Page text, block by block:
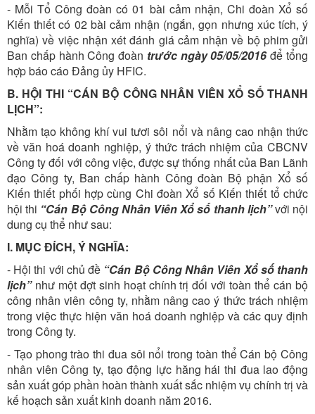
- Mỗi Tổ Công đoàn có 01 bài cảm nhận, Chi đoàn Xổ số
Kiến thiết có 02 bài cảm nhận (ngắn, gọn nhưng xúc tích, ý
nghĩa) về việc nhận xét đánh giá cảm nhận về bộ phim gửi
Ban chấp hành Công đoàn trước ngày 05/05/2016để tổng
hợp báo cáo Đảng ủy HFIC.
B. HỘI THI “CÁN BỘ CÔNG NHÂN VIÊN XỔ SỐ THANH
LỊCH”:
Nhằm tạo không khí vui tươi sôi nổi và nâng cao nhận thức
về văn hoá doanh nghiệp, ý thức trách nhiệm của CBCNV
Công ty đối với công việc, được sự thống nhất của Ban Lãnh
đạo Công ty, Ban chấp hành Công đoàn Bộ phận Xổ số
Kiến thiết phối hợp cùng Chi đoàn Xổ số Kiến thiết tổ chức
hội thi “Cán Bộ Công Nhân Viên Xổ số thanh lịch”với nội
dung cụ thể như sau:
I. MỤC ĐÍCH, Ý NGHĨA:
- Hội thi với chủ đề “Cán Bộ Công Nhân Viên Xổ số thanh
lịch”như một đợt sinh hoạt chính trị đối với toàn thể cán bộ
công nhân viên công ty, nhằm nâng cao ý thức trách nhiệm
trong việc thực hiện văn hoá doanh nghiệp và các quy định
trong Công ty.
- Tạo phong trào thi đua sôi nổi trong toàn thể Cán bộ Công
nhân viên Công ty, tạo động lực hăng hái thi đua lao động
sản xuất góp phần hoàn thành xuất sắc nhiệm vụ chính trị và
kế hoạch sản xuất kinh doanh năm 2016.